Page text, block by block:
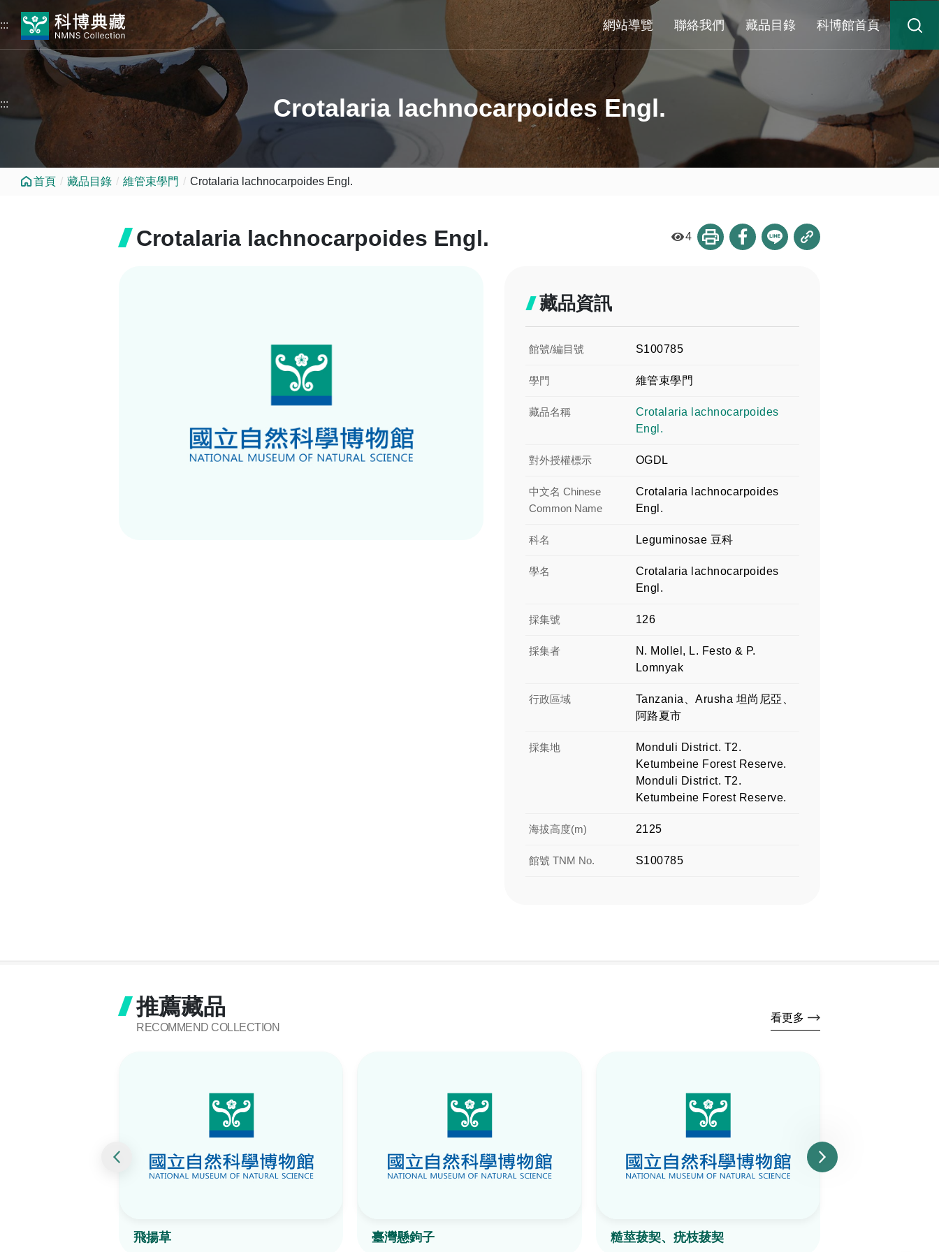
跳到中央內容區塊
:::
網站導覽 聯絡我們 藏品目錄 科博館首頁
Crotalaria lachnocarpoides Engl.
:::
首頁 藏品目錄 維管束學門 Crotalaria lachnocarpoides Engl.
Crotalaria lachnocarpoides Engl. 4
藏品資訊
館號/編目號 S100785
學門 維管束學門
藏品名稱
Crotalaria lachnocarpoides
Engl.
對外授權標示 OGDL
中文名 Chinese
Common Name
Crotalaria lachnocarpoides
Engl.
科名 Leguminosae 豆科
學名
Crotalaria lachnocarpoides
Engl.
採集號 126
採集者
N. Mollel, L. Festo & P.
Lomnyak
行政區域
Tanzania、Arusha 坦尚尼亞、
阿路夏市
採集地
Monduli District. T2.
Ketumbeine Forest Reserve.
Monduli District. T2.
Ketumbeine Forest Reserve.
海拔高度(m) 2125
館號 TNM No. S100785
推薦藏品
RECOMMEND COLLECTION
看更多
飛揚草 臺灣懸鉤子 糙莖菝契、疣枝菝契